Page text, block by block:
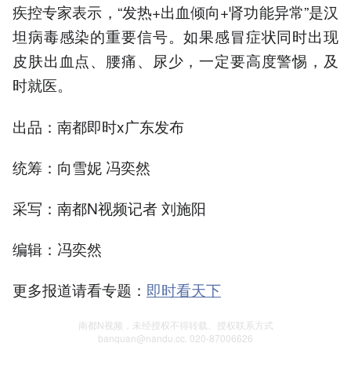
疾控专家表示，“发热+出血倾向+肾功能异常”是汉
坦病毒感染的重要信号。如果感冒症状同时出现
皮肤出血点、腰痛、尿少，一定要高度警惕，及
时就医。
出品：南都即时x广东发布
统筹：向雪妮 冯奕然
采写：南都N视频记者 刘施阳
编辑：冯奕然
更多报道请看专题： 即时看天下
南都N视频，未经授权不得转载、授权联系方式
banquan@nandu.cc. 020-87006626